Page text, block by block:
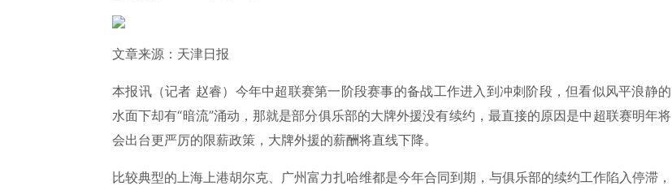
文章来源：天津日报
本报讯（记者 赵睿）今年中超联赛第一阶段赛事的备战工作进入到冲刺阶段，但看似风平浪静的
水面下却有“暗流”涌动，那就是部分俱乐部的大牌外援没有续约，最直接的原因是中超联赛明年将
会出台更严厉的限薪政策，大牌外援的薪酬将直线下降。
比较典型的上海上港胡尔克、广州富力扎哈维都是今年合同到期，与俱乐部的续约工作陷入停滞，